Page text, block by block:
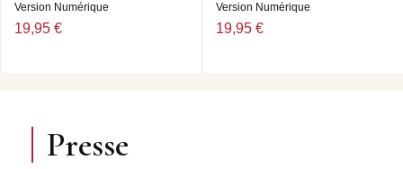
Version Numérique
19,95 €
Version Numérique
19,95 €
Presse